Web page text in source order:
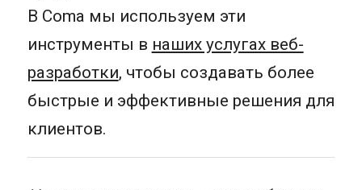
В Coma мы используем эти
инструменты в наших услугах веб-
разработки, чтобы создавать более
быстрые и эффективные решения для
клиентов.